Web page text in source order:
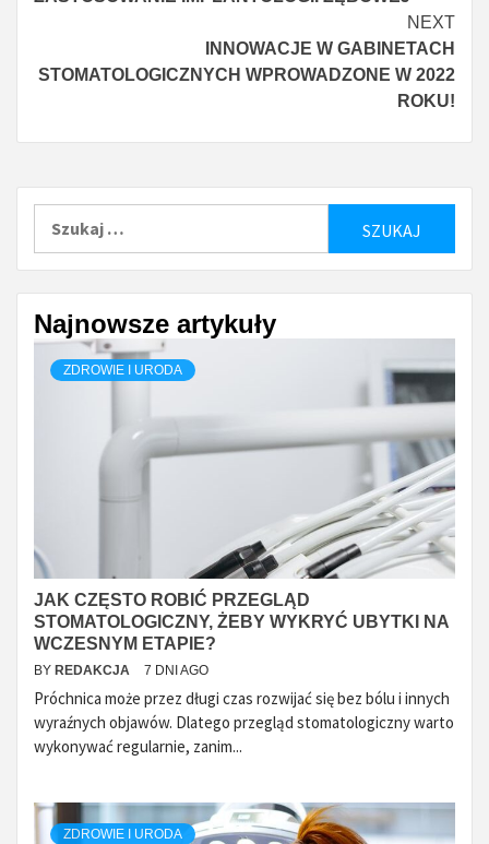
Reading
NEXT
INNOWACJE W GABINETACH
STOMATOLOGICZNYCH WPROWADZONE W 2022
ROKU!
Najnowsze artykuły
ZDROWIE I URODA
JAK CZĘSTO ROBIĆ PRZEGLĄD
STOMATOLOGICZNY, ŻEBY WYKRYĆ UBYTKI NA
WCZESNYM ETAPIE?
BY REDAKCJA 7 DNI AGO
Próchnica może przez długi czas rozwijać się bez bólu i innych
wyraźnych objawów. Dlatego przegląd stomatologiczny warto
wykonywać regularnie, zanim...
ZDROWIE I URODA